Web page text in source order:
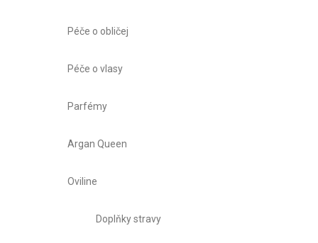
Péče o obličej
Péče o vlasy
Parfémy
Argan Queen
Oviline
Doplňky stravy